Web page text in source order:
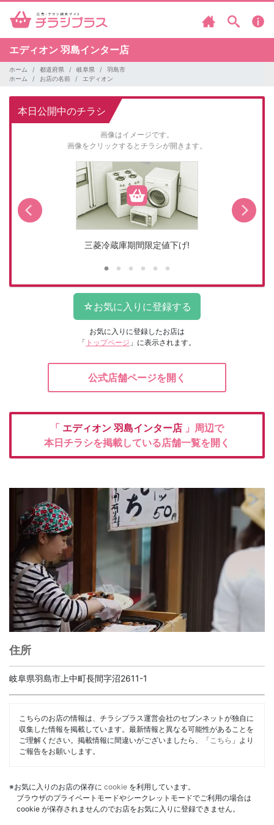
エディオン 羽島インター店
ホーム 都道府県 岐阜県
羽島市
ホーム
お店の名前 エディオン
本日公開中のチラシ
画像はイメージです。
画像をクリックするとチラシが開きます。
三菱冷蔵庫期間限定値下げ!
お気に入りに登録したお店は
「 トップページ 」に表示されます。
公式店舗ページを開く
「 エディオン 羽島インター店 」周辺で
本日チラシを掲載している店舗一覧を開く
住所
岐阜県羽島市上中町長間字沼2611-1
こちらのお店の情報は、チラシプラス運営会社のセブンネットが独自に
収集した情報を掲載しています。最新情報と異なる可能性があることを
ご理解ください。掲載情報に間違いがございましたら、「 こちら 」より
ご報告をお願いします。
※お気に入りのお店の保存に cookie を利用しています。
ブラウザのプライベートモードやシークレットモードでご利用の場合は
cookie が保存されませんのでお店をお気に入りに登録できません。